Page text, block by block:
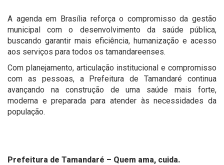
A agenda em Brasília reforça o compromisso da gestão
municipal com o desenvolvimento da saúde pública,
buscando garantir mais eficiência, humanização e acesso
aos serviços para todos os tamandareenses.
Com planejamento, articulação institucional e compromisso
com as pessoas, a Prefeitura de Tamandaré continua
avançando na construção de uma saúde mais forte,
moderna e preparada para atender às necessidades da
população.
Prefeitura de Tamandaré – Quem ama, cuida.